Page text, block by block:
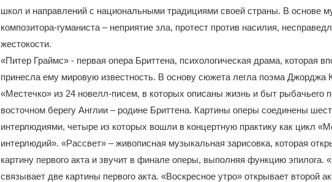
школ и направлений с национальными традициями своей страны. В основе
композитора-гуманиста – неприятие зла, протест против насилия,
жестокости.
«Питер Граймс» - первая опера Бриттена, психологическая драма, которая
принесла ему мировую известность. В основу сюжета легла поэма Джорджа
«Местечко» из 24 новелл-писем, в которых описаны жизнь и быт рыбачьего
восточном берегу Англии – родине Бриттена. Картины оперы соединены
интерлюдиями, четыре из которых вошли в концертную практику как цикл
интерлюдий». «Рассвет» – живописная музыкальная зарисовка, которая
картину первого акта и звучит в финале оперы, выполняя функцию эпилога.
связывает две картины первого акта. «Воскресное утро» открывает второй